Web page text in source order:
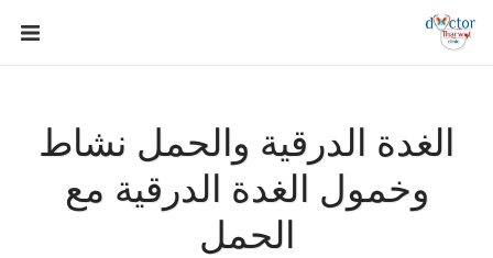
الغدة الدرقية والحمل نشاط
وخمول الغدة الدرقية مع
الحمل